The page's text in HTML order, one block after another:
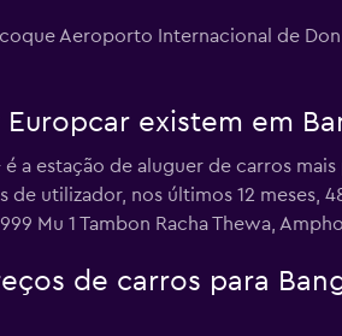
Aeroporto Internacional de
existem em
a estação de aluguer de carros
utilizador, nos últimos 12 meses,
Mu 1 Tambon Racha Thewa,
de carros para